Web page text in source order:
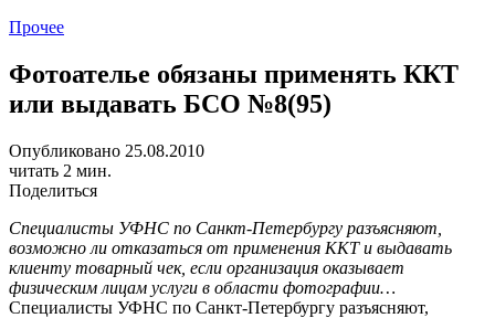
Прочее
Фотоателье обязаны применять ККТ
или выдавать БСО №8(95)
Опубликовано 25.08.2010
читать 2 мин.
Поделиться
Специалисты УФНС по Санкт-Петербургу разъясняют,
возможно ли отказаться от применения ККТ и выдавать
клиенту товарный чек, если организация оказывает
физическим лицам услуги в области фотографии…
Специалисты УФНС по Санкт-Петербургу разъясняют,